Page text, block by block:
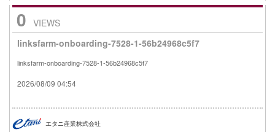
0 VIEWS
linksfarm-onboarding-7528-1-56b24968c5f7
linksfarm-onboarding-7528-1-56b24968c5f7
2026/08/09 04:54
エタニ産業株式会社